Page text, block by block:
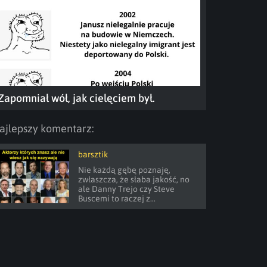
wół, jak cielęciem był.
komentarz:
barsztik
Nie każdą gębę poznaję,
zwłaszcza, że słaba jakość, no
ale Danny Trejo czy Steve
Buscemi to raczej z...